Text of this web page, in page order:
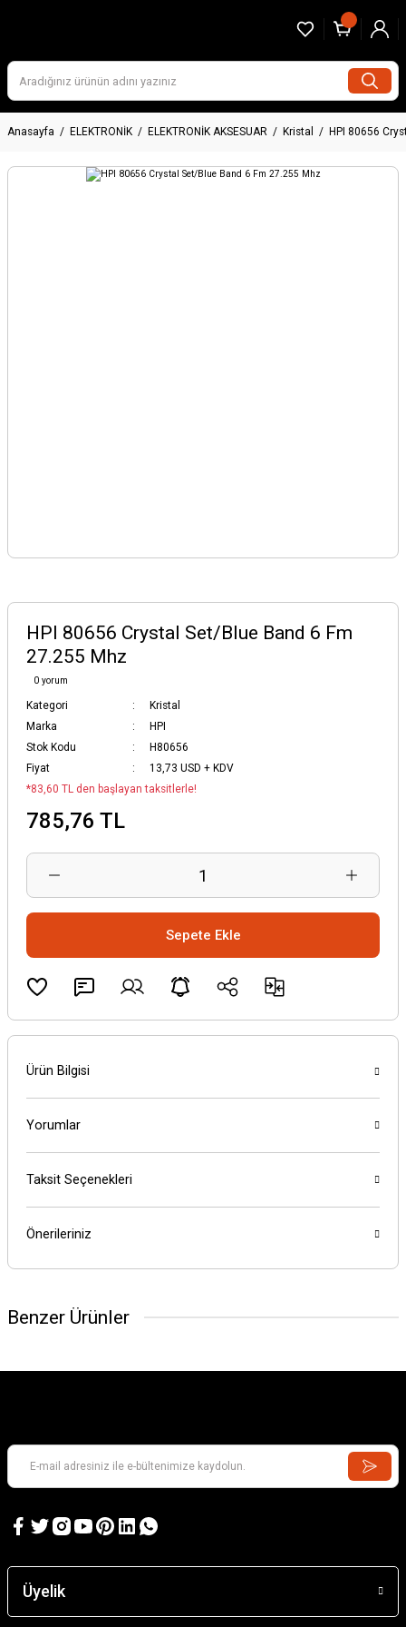
Anasayfa ELEKTRONİK ELEKTRONİK AKSESUAR Kristal HPI 80656
HPI 80656 Crystal Set/Blue Band 6 Fm
27.255 Mhz
0 yorum
Kategori
Kristal
Marka
HPI
Stok Kodu
H80656
Fiyat
13,73 USD + KDV
*83,60 TL den başlayan taksitlerle!
785,76 TL
Sepete Ekle
Ürün Bilgisi
Yorumlar
Taksit Seçenekleri
Önerileriniz
Benzer Ürünler
Acoms 435160 Fm 40Mhz Kristal Set
Üyelik